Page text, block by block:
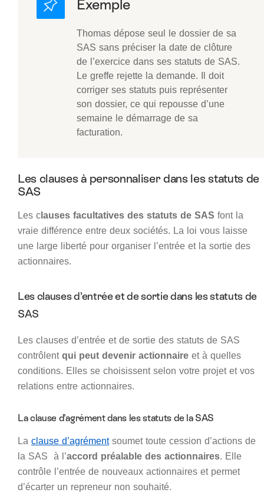
Thomas dépose seul le dossier de sa
SAS sans préciser la date de clôture
de l’exercice dans ses statuts de SAS.
Le greffe rejette la demande. Il doit
corriger ses statuts puis représenter
son dossier, ce qui repousse d’une
semaine le démarrage de sa
facturation.
Les clauses à personnaliser dans les statuts de
SAS
Les clauses facultatives des statuts de SAS font la
vraie différence entre deux sociétés. La loi vous laisse
une large liberté pour organiser l’entrée et la sortie des
actionnaires.
Les clauses d’entrée et de sortie dans les statuts de
SAS
Les clauses d’entrée et de sortie des statuts de SAS
contrôlent qui peut devenir actionnaire et à quelles
conditions. Elles se choisissent selon votre projet et vos
relations entre actionnaires.
La clause d’agrément dans les statuts de la SAS
La clause d’agrément soumet toute cession d’actions de
la SAS à l’accord préalable des actionnaires. Elle
contrôle l’entrée de nouveaux actionnaires et permet
d’écarter un repreneur non souhaité.